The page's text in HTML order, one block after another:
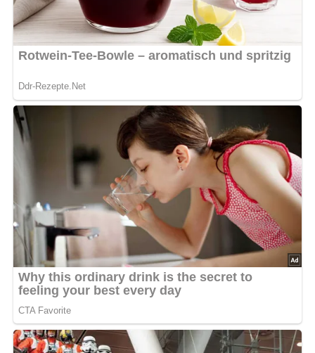
Dieses Rezept ist für 4 Personen, bei mehr oder weniger
Personen, bitte die Zutaten anpassen.
Diese Zutaten brauchen wir für
die Eierpfannkuchen mit
Quarkfüllung